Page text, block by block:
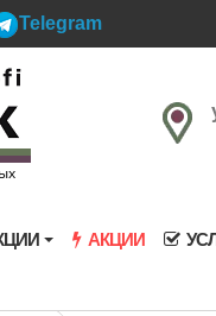
Telegram
АКЦИИ